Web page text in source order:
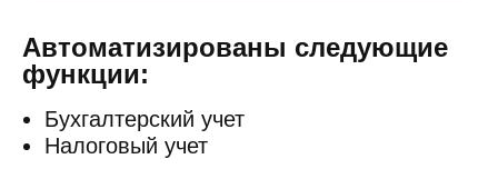
Автоматизированы следующие
функции:
Бухгалтерский учет
Налоговый учет